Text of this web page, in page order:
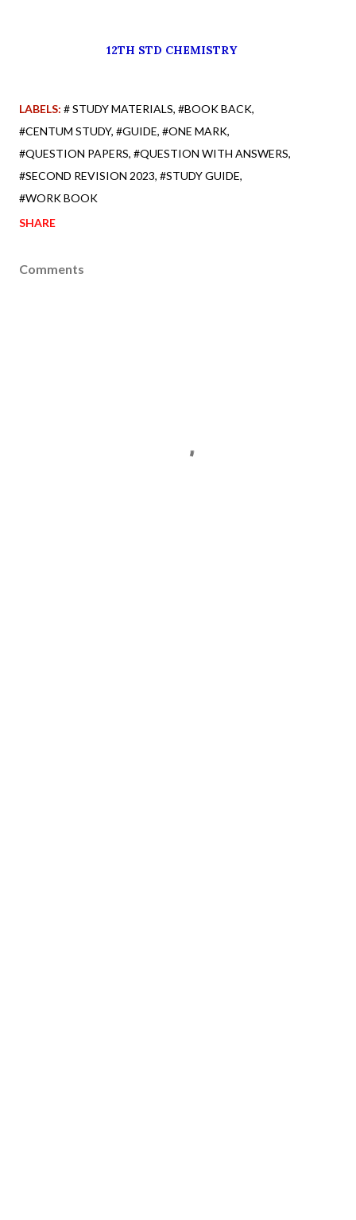
12TH STD CHEMISTRY
LABELS: # STUDY MATERIALS #BOOK BACK
#CENTUM STUDY #GUIDE #ONE MARK
#QUESTION PAPERS #QUESTION WITH ANSWERS
#SECOND REVISION 2023 #STUDY GUIDE
#WORK BOOK
SHARE
Comments